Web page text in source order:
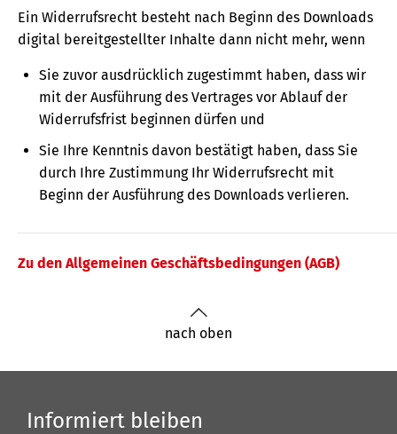
Ein Widerrufsrecht besteht nach Beginn des Downloads
digital bereitgestellter Inhalte dann nicht mehr, wenn
Sie zuvor ausdrücklich zugestimmt haben, dass wir
mit der Ausführung des Vertrages vor Ablauf der
Widerrufsfrist beginnen dürfen und
Sie Ihre Kenntnis davon bestätigt haben, dass Sie
durch Ihre Zustimmung Ihr Widerrufsrecht mit
Beginn der Ausführung des Downloads verlieren.
Zu den Allgemeinen Geschäftsbedingungen (AGB)
nach oben
Informiert bleiben